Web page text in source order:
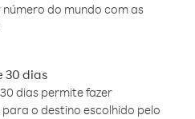
do mundo com as
30 dias
dias permite fazer
o destino escolhido pelo